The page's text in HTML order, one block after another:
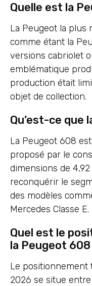
Quelle est la
La Peugeot la plus
comme étant la
versions cabriolet
emblématique
production était
objet de collection.
Qu’est-ce que
La Peugeot 608
proposé par le
dimensions de
reconquérir le
des modèles
Mercedes Classe E.
Quel est le
la Peugeot
Le positionnement
2026 se situe